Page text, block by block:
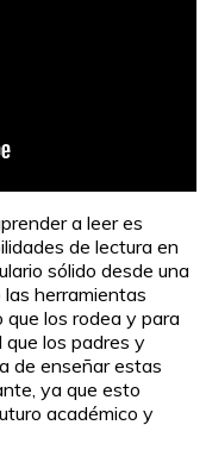
a leer es
de lectura en
sólido desde una
herramientas
que los rodea y para
que los padres y
de enseñar estas
ya que esto
académico y